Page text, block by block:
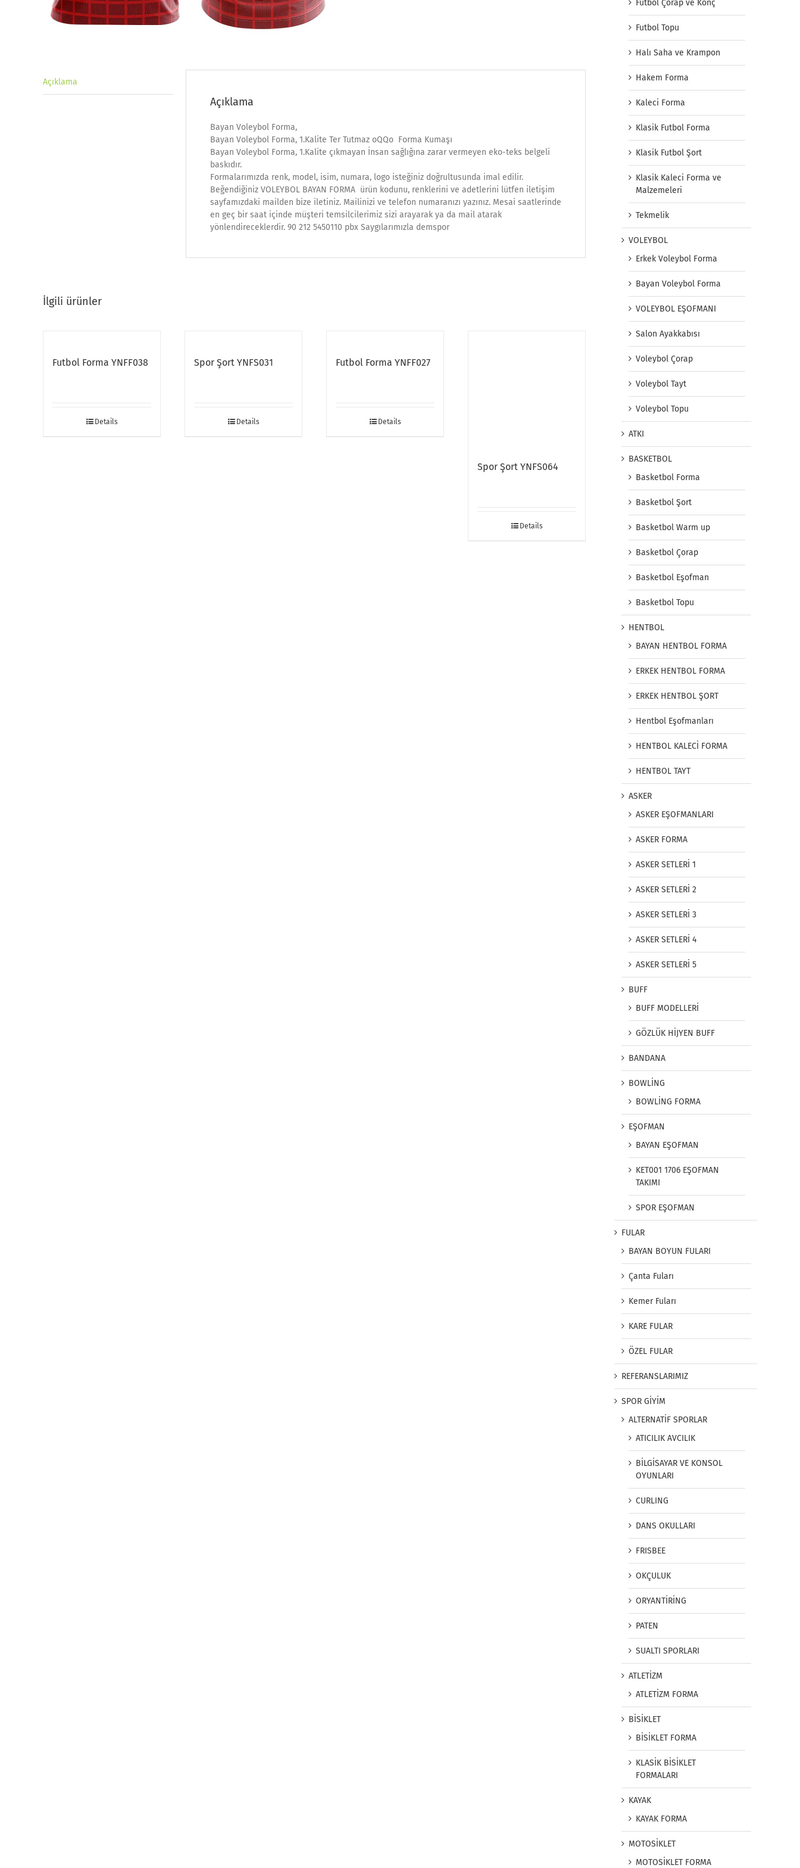
Açıklama
Açıklama
Bayan Voleybol Forma,
Bayan Voleybol Forma, 1.Kalite Ter Tutmaz oQQo Forma Kumaşı
Bayan Voleybol Forma, 1.Kalite çıkmayan İnsan sağlığına zarar vermeyen eko-teks belgeli
baskıdır.
Formalarımızda renk, model, isim, numara, logo isteğiniz doğrultusunda imal edilir.
Beğendiğiniz VOLEYBOL BAYAN FORMA ürün kodunu, renklerini ve adetlerini lütfen iletişim
sayfamızdaki mailden bize iletiniz. Mailinizi ve telefon numaranızı yazınız. Mesai saatlerinde
en geç bir saat içinde müşteri temsilcilerimiz sizi arayarak ya da mail atarak
yönlendireceklerdir. 90 212 5450110 pbx Saygılarımızla demspor
İlgili ürünler
Futbol Forma YNFF038
Details
Spor Şort YNFS031
Details
Futbol Forma YNFF027
Details
Futbol Çorap ve Konç
Futbol Topu
Halı Saha ve Krampon
Hakem Forma
Kaleci Forma
Klasik Futbol Forma
Klasik Futbol Şort
Klasik Kaleci Forma ve
Malzemeleri
Tekmelik
VOLEYBOL
Erkek Voleybol Forma
Bayan Voleybol Forma
VOLEYBOL EŞOFMANI
Salon Ayakkabısı
Voleybol Çorap
Voleybol Tayt
Voleybol Topu
ATKI
BASKETBOL
Basketbol Forma
Basketbol Şort
Basketbol Warm up
Basketbol Çorap
Basketbol Eşofman
Basketbol Topu
HENTBOL
BAYAN HENTBOL FORMA
ERKEK HENTBOL FORMA
ERKEK HENTBOL ŞORT
Hentbol Eşofmanları
HENTBOL KALECİ FORMA
HENTBOL TAYT
ASKER
ASKER EŞOFMANLARI
ASKER FORMA
ASKER SETLERİ 1
ASKER SETLERİ 2
ASKER SETLERİ 3
ASKER SETLERİ 4
ASKER SETLERİ 5
BUFF
BUFF MODELLERİ
GÖZLÜK HİJYEN BUFF
BANDANA
BOWLİNG
BOWLİNG FORMA
EŞOFMAN
BAYAN EŞOFMAN
KET001 1706 EŞOFMAN
TAKIMI
SPOR EŞOFMAN
FULAR
BAYAN BOYUN FULARI
Çanta Fuları
Kemer Fuları
KARE FULAR
ÖZEL FULAR
REFERANSLARIMIZ
SPOR GİYİM
ALTERNATİF SPORLAR
ATICILIK AVCILIK
BİLGİSAYAR VE KONSOL
OYUNLARI
CURLING
DANS OKULLARI
FRISBEE
OKÇULUK
ORYANTİRİNG
PATEN
SUALTI SPORLARI
ATLETİZM
ATLETİZM FORMA
BİSİKLET
BİSİKLET FORMA
KLASİK BİSİKLET
FORMALARI
KAYAK
KAYAK FORMA
MOTOSİKLET
MOTOSİKLET FORMA